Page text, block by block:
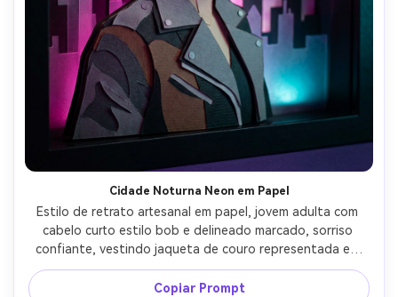
Cidade Noturna Neon em Papel
Estilo de retrato artesanal em papel, jovem adulta com
cabelo curto estilo bob e delineado marcado, sorriso
confiante, vestindo jaqueta de couro representada em
painéis de papel em camadas, letreiros de neon e
horizonte feitos em recortes de papel atrás, iluminação
Copiar Prompt
Crie imagens com
IA sem limites.
100% grátis!
Comece Grátis →